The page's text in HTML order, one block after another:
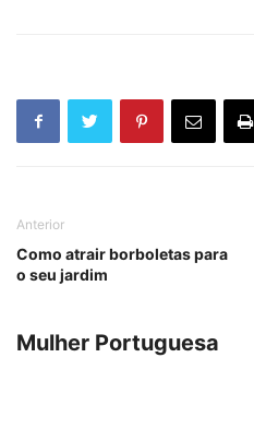
Anterior
Como atrair borboletas para
o seu jardim
Mulher Portuguesa